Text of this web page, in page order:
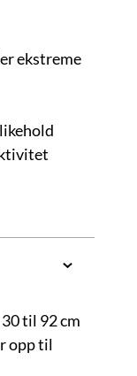
ekstreme
til 92 cm
opp til